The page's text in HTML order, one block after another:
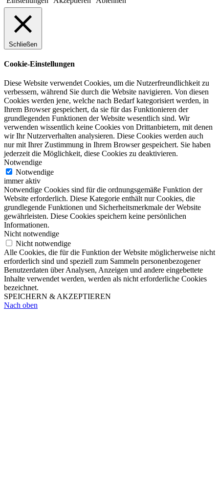
Schließen
Cookie-Einstellungen
Diese Website verwendet Cookies, um die Nutzerfreundlichkeit zu
verbessern, während Sie durch die Website navigieren. Von diesen
Cookies werden jene, welche nach Bedarf kategorisiert werden, in
Ihrem Browser gespeichert, da sie für das Funktionieren der
grundlegenden Funktionen der Website wesentlich sind. Wir
verwenden wissentlich keine Cookies von Drittanbietern, mit denen
wir Ihr Nutzerverhalten analysieren. Diese Cookies werden auch
nur mit Ihrer Zustimmung in Ihrem Browser gespeichert. Sie haben
jederzeit die Möglichkeit, diese Cookies zu deaktivieren.
Notwendige
Notwendige
immer aktiv
Notwendige Cookies sind für die ordnungsgemäße Funktion der
Website erforderlich. Diese Kategorie enthält nur Cookies, die
grundlegende Funktionen und Sicherheitsmerkmale der Website
gewährleisten. Diese Cookies speichern keine persönlichen
Informationen.
Nicht notwendige
Nicht notwendige
Alle Cookies, die für die Funktion der Website möglicherweise nicht
erforderlich sind und speziell zum Sammeln personenbezogener
Benutzerdaten über Analysen, Anzeigen und andere eingebettete
Inhalte verwendet werden, werden als nicht erforderliche Cookies
bezeichnet.
SPEICHERN & AKZEPTIEREN
Nach oben